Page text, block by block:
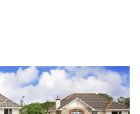
eleifend leo. Quisque
pharetra. Vestibulum